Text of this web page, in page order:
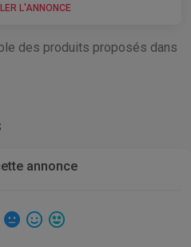
L'ANNONCE
des produits proposés dans
annonce